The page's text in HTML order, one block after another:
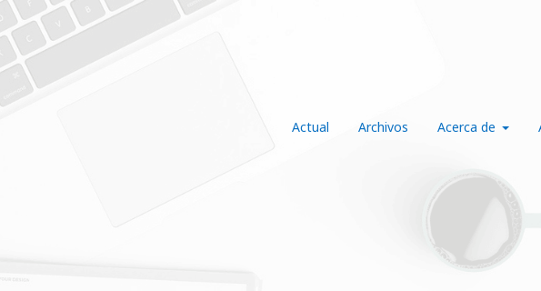
Actual Archivos Acerca de